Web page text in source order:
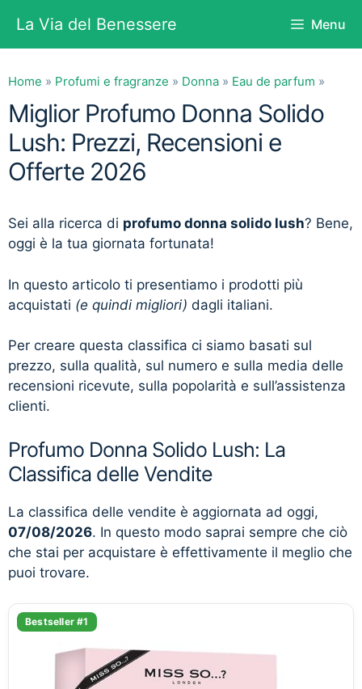
contenuto
La Via del Benessere Menu
Home » Profumi e fragranze » Donna » Eau de parfum »
Miglior Profumo Donna Solido
Lush: Prezzi, Recensioni e
Offerte 2026
Sei alla ricerca di profumo donna solido lush? Bene,
oggi è la tua giornata fortunata!
In questo articolo ti presentiamo i prodotti più
acquistati (e quindi migliori) dagli italiani.
Per creare questa classifica ci siamo basati sul
prezzo, sulla qualità, sul numero e sulla media delle
recensioni ricevute, sulla popolarità e sull’assistenza
clienti.
Profumo Donna Solido Lush: La
Classifica delle Vendite
La classifica delle vendite è aggiornata ad oggi,
07/08/2026. In questo modo saprai sempre che ciò
che stai per acquistare è effettivamente il meglio che
puoi trovare.
Bestseller #1